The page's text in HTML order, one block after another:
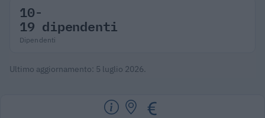
10-
19 dipendenti
Dipendenti
Ultimo aggiornamento: 5 luglio 2026.